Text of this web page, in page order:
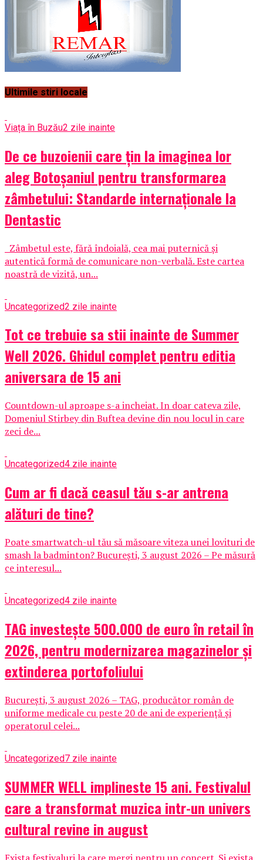
Ultimile stiri locale
Viața în Buzău2 zile inainte
De ce buzoienii care țin la imaginea lor
aleg Botoșaniul pentru transformarea
zâmbetului: Standarde internaționale la
Dentastic
Zâmbetul este, fără îndoială, cea mai puternică și
autentică formă de comunicare non-verbală. Este cartea
noastră de vizită, un...
Uncategorized2 zile inainte
Tot ce trebuie sa stii inainte de Summer
Well 2026. Ghidul complet pentru editia
aniversara de 15 ani
Countdown-ul aproape s-a incheiat. In doar cateva zile,
Domeniul Stirbey din Buftea devine din nou locul in care
zeci de...
Uncategorized4 zile inainte
Cum ar fi dacă ceasul tău s-ar antrena
alături de tine?
Poate smartwatch-ul tău să măsoare viteza unei lovituri de
smash la badminton? București, 3 august 2026 – Pe măsură
ce interesul...
Uncategorized4 zile inainte
TAG investește 500.000 de euro în retail în
2026, pentru modernizarea magazinelor și
extinderea portofoliului
București, 3 august 2026 – TAG, producător român de
uniforme medicale cu peste 20 de ani de experiență și
operatorul celei...
Uncategorized7 zile inainte
SUMMER WELL implineste 15 ani. Festivalul
care a transformat muzica intr-un univers
cultural revine in august